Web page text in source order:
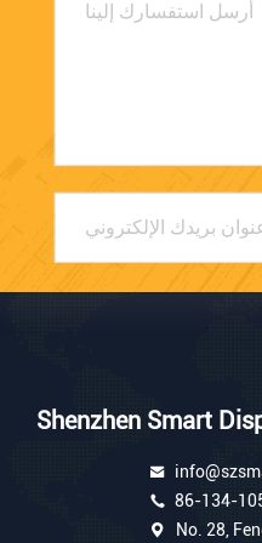
Shenzhen Smart
86-134-
No. 28,